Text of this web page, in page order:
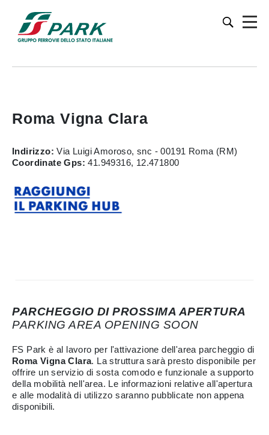
Roma Vigna Clara
Indirizzo: Via Luigi Amoroso, snc - 00191 Roma (RM)
Coordinate Gps:41.949316, 12.471800
PARCHEGGIO DI PROSSIMA APERTURA
PARKING AREA OPENING SOON
FS Park è al lavoro per l'attivazione dell'area parcheggio di
Roma Vigna Clara. La struttura sarà presto disponibile per
offrire un servizio di sosta comodo e funzionale a supporto
della mobilità nell'area. Le informazioni relative all'apertura
e alle modalità di utilizzo saranno pubblicate non appena
disponibili.